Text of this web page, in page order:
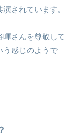
されています。
暉さんを尊敬して
う感じのようで